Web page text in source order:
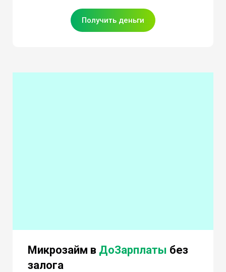
Получить деньги
Микрозайм в ДоЗарплаты без
залога